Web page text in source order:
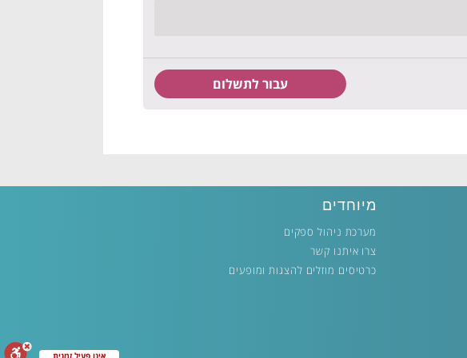
מיוחדים
מערכת ניהול ספקים
צרו איתנו קשר
כרטיסים מוזלים להצגות ומופעים
אינו פעיל זמנית